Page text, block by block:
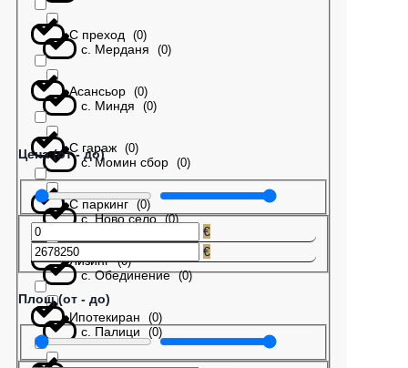
с. Мерданя (0)
с. Миндя (0)
с. Момин сбор (0)
с. Ново село (0)
с. Обединение (0)
с. Палици (0)
С преход (0)
Асансьор (0)
С гараж (0)
С паркинг (0)
Лизинг (0)
Ипотекиран (0)
Цена (от - до)
€
€
Площ (от - до)